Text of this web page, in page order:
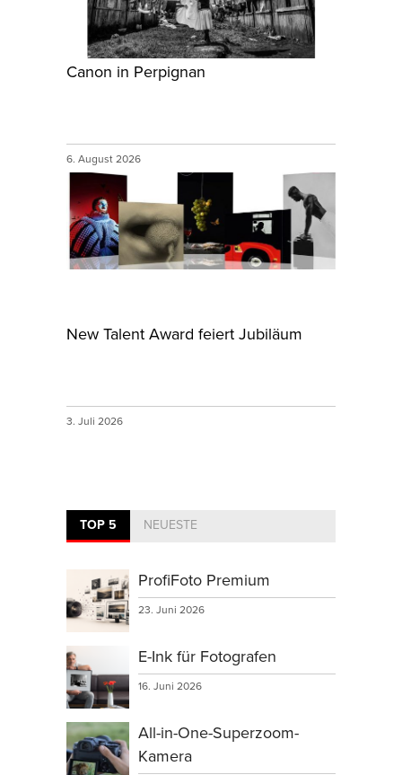
Canon in Perpignan
6. August 2026
New Talent Award feiert Jubiläum
3. Juli 2026
TOP 5 NEUESTE
ProfiFoto Premium
23. Juni 2026
E-Ink für Fotografen
16. Juni 2026
All-in-One-Superzoom-
Kamera